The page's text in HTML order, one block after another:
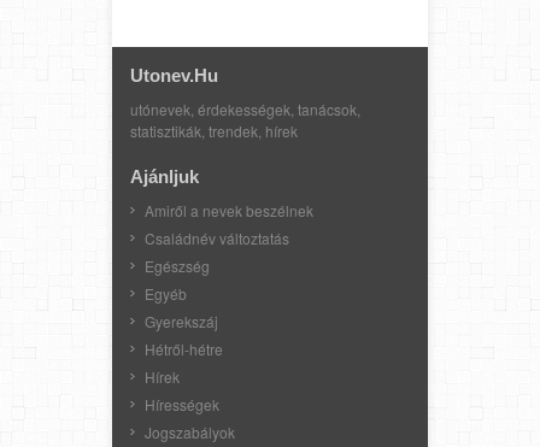
Utonev.hu
utónevek, érdekességek, tanácsok,
statisztikák, trendek, hírek
Ajánljuk
Amiről a nevek beszélnek
Családnév változtatás
Egészség
Egyéb
Gyerekszáj
Hétről-hétre
Hírek
Hírességek
Jogszabályok